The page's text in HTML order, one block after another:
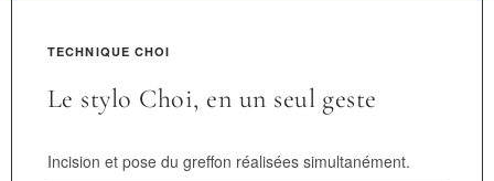
TECHNIQUE CHOI
Le stylo Choi, en un seul geste
Incision et pose du greffon réalisées simultanément.